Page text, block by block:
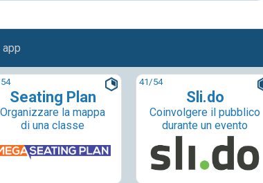
app
Seating Plan
Organizzare la mappa
di una classe
41/54
Sli.do
Coinvolgere il pubblico
durante un evento